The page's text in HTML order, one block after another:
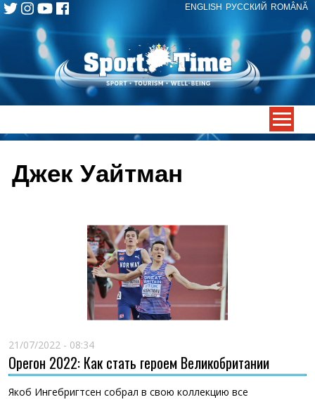
ENGLISH РУССКИЙ ROMÂNĂ
Skip
to
Джек Уайтман
21/07/2022 - 08:34
Орегон 2022: Как стать героем Великобритании
Якоб Ингебригтсен собрал в свою коллекцию все